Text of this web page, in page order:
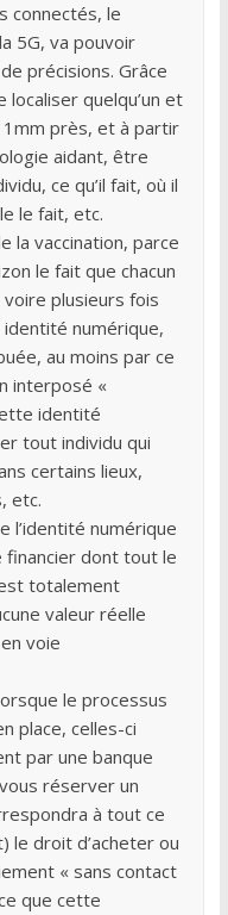
connectés, le
5G, va pouvoir
précisions. Grâce
quelqu’un et
près, et à partir
aidant, être
ce qu’il fait, où il
le fait, etc.
la vaccination, parce
le fait que chacun
plusieurs fois
identité numérique,
au moins par ce
interposé «
identité
tout individu qui
certains lieux,
etc.
l’identité numérique
financier dont tout le
totalement
valeur réelle
voie
le processus
place, celles-ci
par une banque
réserver un
à tout ce
le droit d’acheter ou
« sans contact
que cette